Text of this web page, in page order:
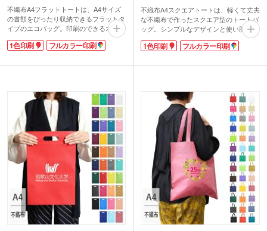
不織布A4フラットトートは、A4サイズ
の書類をぴったり収納できるフラットタ
イプのエコバッグ。印刷のできるオリジ
ナルバッグが、激安価格で制作できま
す。軽くて丈夫な不織布素材なので、イ
ッグに最適です。
すので、キャラクターを印刷して同人イ
ベントのお土産用バッグにも。100個以
下の小ロットでもご注文可能です。企業
やイベントのイメージカラーに合わせ
て、カラフルな13色からお好きなカラー
を選んでくださいね。
1色印刷 フルカラー印刷
不織布A4スクエアトートは、軽くて丈夫
な不織布で作ったスクエア型のトートバ
ッグ。シンプルなデザインと使い勝手の
良いサイズが人気の秘密。企業のイベン
ト・展示会、セミナーでパンフやカタロ
いので大事な資料も折り曲げずに入りま
時にオススメです。
1色印刷 フルカラー印刷